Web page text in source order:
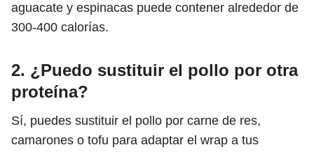
aguacate y espinacas puede contener alrededor de
300-400 calorías.
2. ¿Puedo sustituir el pollo por otra
proteína?
Sí, puedes sustituir el pollo por carne de res,
camarones o tofu para adaptar el wrap a tus